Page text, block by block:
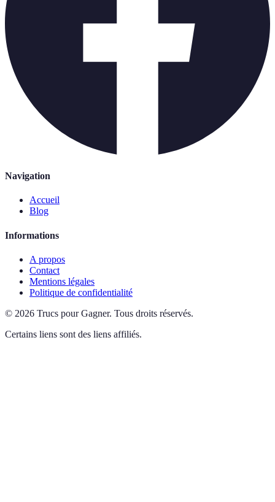
Navigation
Accueil
Blog
Informations
A propos
Contact
Mentions légales
Politique de confidentialité
© 2026 Trucs pour Gagner. Tous droits réservés.
Certains liens sont des liens affiliés.